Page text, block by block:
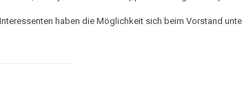
haben die Möglichkeit sich beim Vorstand